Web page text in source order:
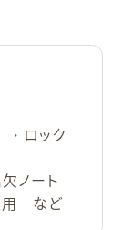
ロック
ノート
用 など